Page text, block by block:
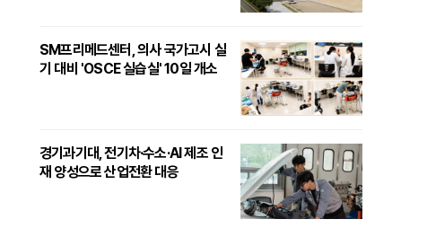
SM프리메드센터, 의사 국가고시 실
기 대비 'OSCE 실습실' 10일 개소
경기과기대, 전기차·수소·AI 제조 인
재 양성으로 산업전환 대응